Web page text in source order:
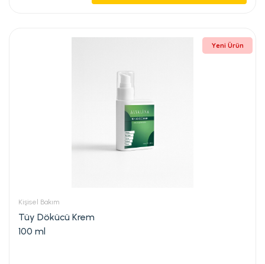
Yeni Ürün
Kişisel Bakım
Tüy Dökücü Krem
100 ml